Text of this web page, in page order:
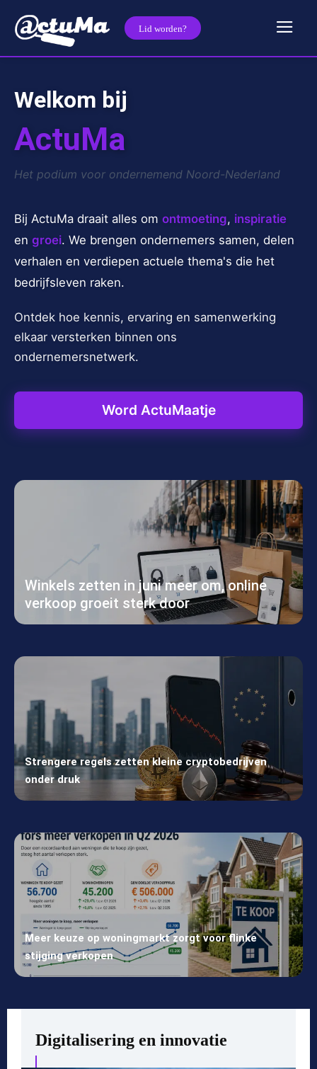
Lid worden?
Welkom bij
ActuMa
Het podium voor ondernemend Noord-Nederland
Bij ActuMa draait alles om ontmoeting, inspiratie
en groei. We brengen ondernemers samen, delen
verhalen en verdiepen actuele thema's die het
bedrijfsleven raken.
Ontdek hoe kennis, ervaring en samenwerking
elkaar versterken binnen ons
ondernemersnetwerk.
Word ActuMaatje
Winkels zetten in juni meer om, online
verkoop groeit sterk door
Strengere regels zetten kleine cryptobedrijven
onder druk
Meer keuze op woningmarkt zorgt voor flinke
stijging verkopen
Digitalisering en innovatie